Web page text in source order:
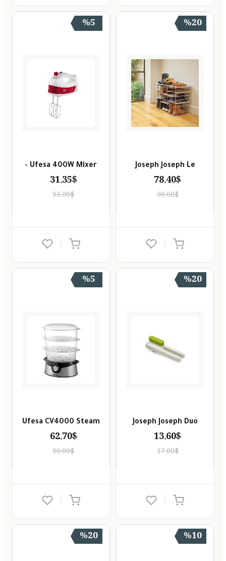
%20
Joseph Joseph Le
78.40$
98.00$
%5
Ufesa 400W Mixer -
31.35$
33.00$
%20
Joseph Joseph Duo
13.60$
17.00$
%5
Ufesa CV4000 Steam
62.70$
66.00$
%10
%20